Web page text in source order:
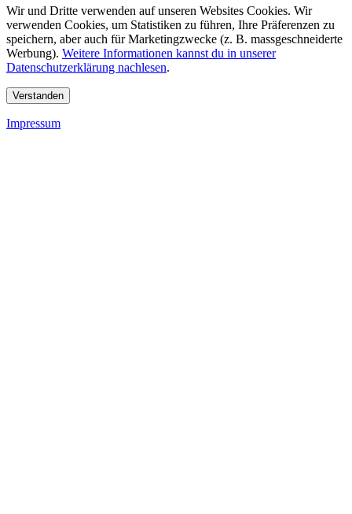
Wir und Dritte verwenden auf unseren Websites Cookies. Wir
verwenden Cookies, um Statistiken zu führen, Ihre Präferenzen zu
speichern, aber auch für Marketingzwecke (z. B. massgeschneiderte
Werbung). Weitere Informationen kannst du in unserer
Datenschutzerklärung nachlesen.
Verstanden
Impressum